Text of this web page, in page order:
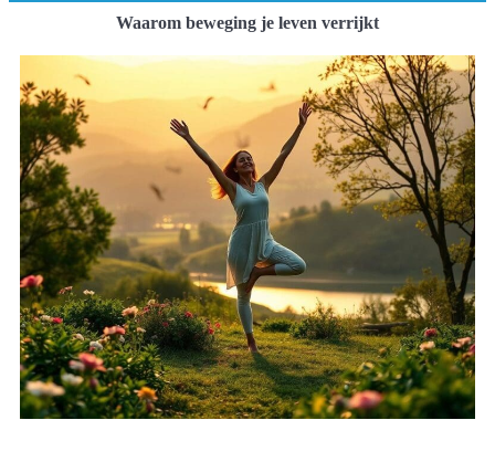
Waarom beweging je leven verrijkt